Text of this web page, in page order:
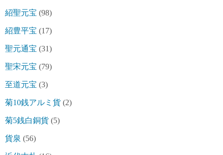
紹聖元宝 (98)
紹豊平宝 (17)
聖元通宝 (31)
聖宋元宝 (79)
至道元宝 (3)
菊10銭アルミ貨 (2)
菊5銭白銅貨 (5)
貨泉 (56)